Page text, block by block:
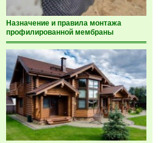
Назначение и правила монтажа
профилированной мембраны